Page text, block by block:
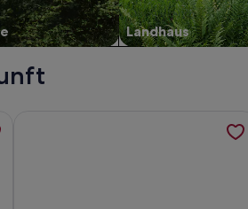
Landhaus